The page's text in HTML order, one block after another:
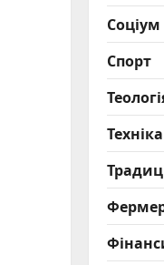
Соціум
Спорт